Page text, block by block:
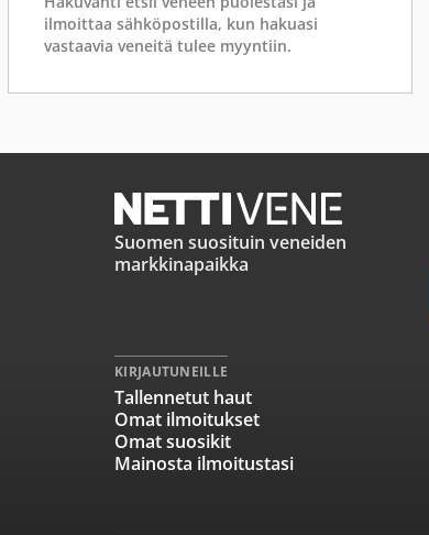
ilmoittaa sähköpostilla, kun hakuasi
vastaavia veneitä tulee myyntiin.
Suomen suosituin veneiden
markkinapaikka
KIRJAUTUNEILLE
Tallennetut haut
Omat ilmoitukset
Omat suosikit
Mainosta ilmoitustasi